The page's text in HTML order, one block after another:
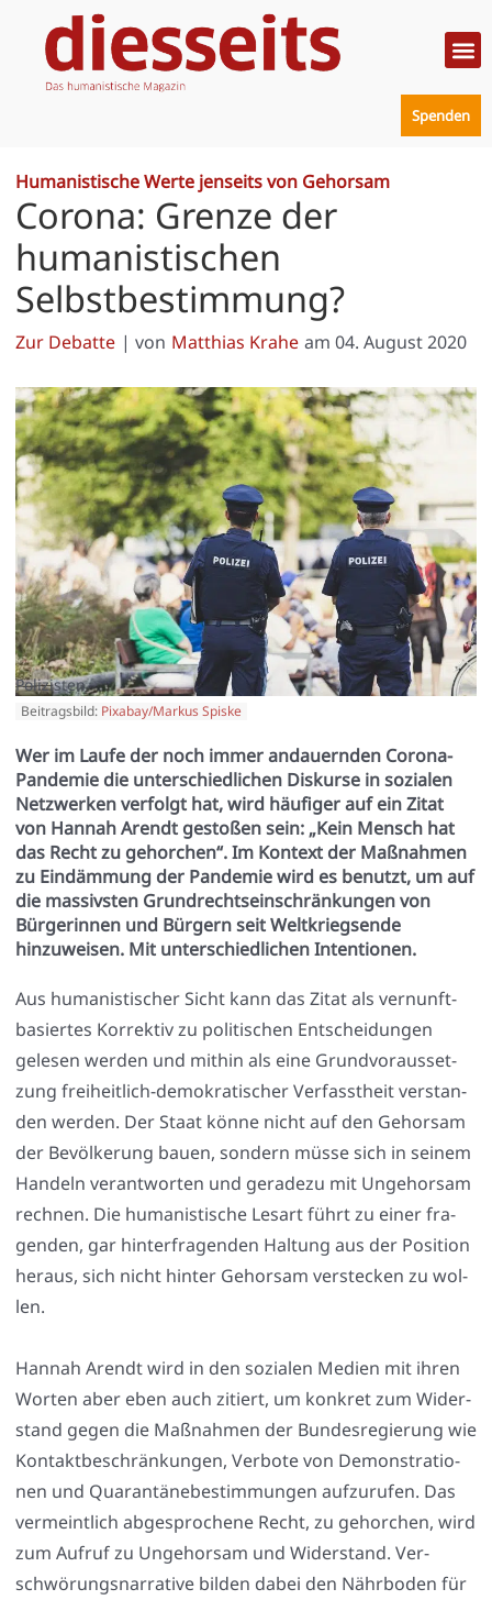
Inhalt
springen
Spenden
Humanistische Werte jenseits von Gehorsam
Corona: Grenze der
humanistischen
Selbstbestimmung?
Zur Debatte | von Matthias Krahe am 04. August 2020
Polizisten
Beitragsbild: Pixabay/Markus Spiske
Wer im Laufe der noch immer andauernden Corona-
Pandemie die unterschiedlichen Diskurse in sozialen
Netzwerken verfolgt hat, wird häufiger auf ein Zitat
von Hannah Arendt gestoßen sein: „Kein Mensch hat
das Recht zu gehorchen“. Im Kontext der Maßnahmen
zu Eindämmung der Pandemie wird es benutzt, um auf
die massivsten Grundrechtseinschränkungen von
Bürgerinnen und Bürgern seit Weltkriegsende
hinzuweisen. Mit unterschiedlichen Intentionen.
Aus huma­nis­ti­scher Sicht kann das Zitat als ver­nunft­
ba­sier­tes Kor­rek­tiv zu poli­ti­schen Ent­schei­dun­gen
gele­sen wer­den und mit­hin als eine Grund­vor­aus­set­
zung frei­heit­lich-demo­kra­ti­scher Ver­fasst­heit ver­stan­
den wer­den. Der Staat kön­ne nicht auf den Gehor­sam
der Bevöl­ke­rung bau­en, son­dern müs­se sich in sei­nem
Han­deln ver­ant­wor­ten und gera­de­zu mit Unge­hor­sam
rech­nen. Die huma­nis­ti­sche Les­art führt zu einer fra­
gen­den, gar hin­ter­fra­gen­den Hal­tung aus der Posi­ti­on
her­aus, sich nicht hin­ter Gehor­sam ver­ste­cken zu wol­
len.
Han­nah Are­ndt wird in den sozia­len Medi­en mit ihren
Wor­ten aber eben auch zitiert, um kon­kret zum Wider­
stand gegen die Maß­nah­men der Bun­des­re­gie­rung wie
Kon­takt­be­schrän­kun­gen, Ver­bo­te von Demons­tra­tio­
nen und Qua­ran­tä­ne­be­stim­mun­gen auf­zu­ru­fen. Das
ver­meint­lich abge­spro­che­ne Recht, zu gehor­chen, wird
zum Auf­ruf zu Unge­hor­sam und Wider­stand. Ver­
schwö­rungs­nar­ra­ti­ve bil­den dabei den Nähr­bo­den für